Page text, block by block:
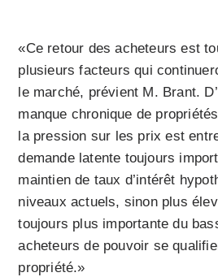
«Ce retour des acheteurs est
plusieurs facteurs qui
le marché, prévient M. Brant.
manque chronique de
la pression sur les prix est
demande latente toujours
maintien de taux d’intérêt
niveaux actuels, sinon plus
toujours plus importante du
acheteurs de pouvoir se
propriété.»